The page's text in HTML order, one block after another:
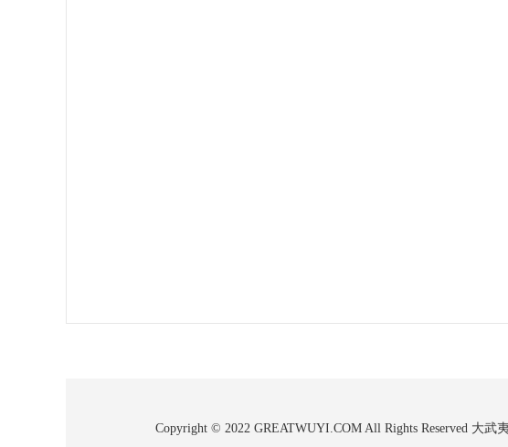
Copyright © 2022 GREATWUYI.COM All Rights Reserved 大